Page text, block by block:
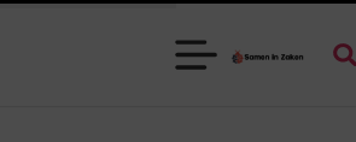
het werk van de stukadoor makkelijker